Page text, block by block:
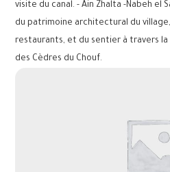
visite du canal. - Ain Zhalta -Nabeh el
du patrimoine architectural du
restaurants, et du sentier à travers
des Cèdres du Chouf.